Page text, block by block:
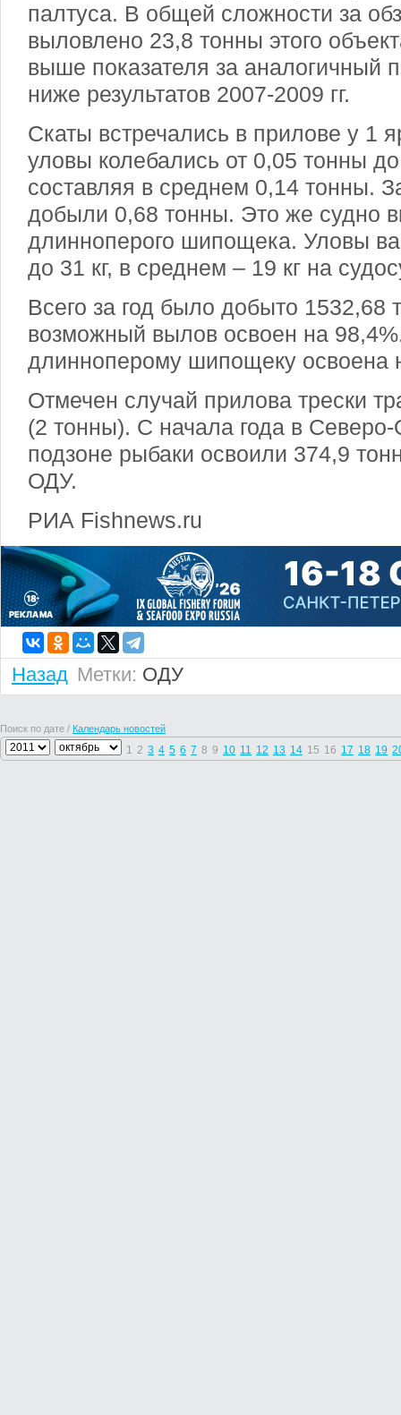
палтуса. В общей сложности за
выловлено 23,8 тонны этого
выше показателя за аналогичный
ниже результатов 2007-2009 гг.
Скаты встречались в прилове у 1
уловы колебались от 0,05 тонны
составляя в среднем 0,14 тонны.
добыли 0,68 тонны. Это же судно
длинноперого шипощека. Уловы
до 31 кг, в среднем – 19 кг на
Всего за год было добыто 1532,68
возможный вылов освоен на
длинноперому шипощеку освоена
Отмечен случай прилова трески
(2 тонны). С начала года в
подзоне рыбаки освоили 374,9
ОДУ.
РИА Fishnews.ru
Назад Метки: ОДУ
Поиск по дате / Календарь новостей
1 2 3 4 5 6 7 8 9 10 11 12 13 14 15 16 17 18 19